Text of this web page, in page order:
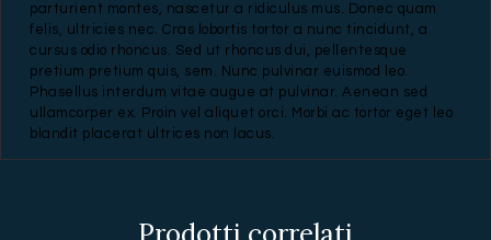
parturient montes, nascetur a ridiculus mus. Donec quam
felis, ultricies nec. Cras lobortis tortor a nunc tincidunt, a
cursus odio rhoncus. Sed ut rhoncus dui, pellentesque
pretium pretium quis, sem. Nunc pulvinar euismod leo.
Phasellus interdum vitae augue at pulvinar. Aenean sed
ullamcorper ex. Proin vel aliquet orci. Morbi ac tortor eget leo
blandit placerat ultrices non lacus.